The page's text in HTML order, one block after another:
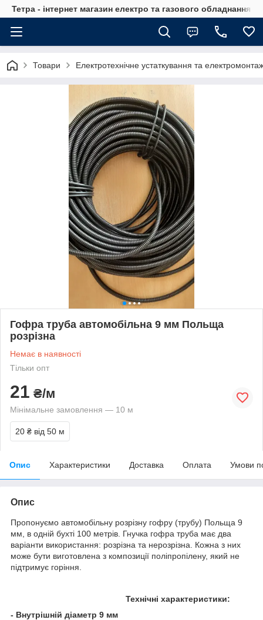
Тетра - інтернет магазин електро та газового обладнання,
Товари Електротехнічне устаткування та
Гофра труба автомобільна 9 мм Польща
розрізна
Немає в наявності
Тільки опт
21 ₴/м
Мінімальне замовлення — 10 м
20 ₴ від 50 м
Опис Характеристики Доставка Оплата Умови
Опис
Пропонуємо автомобільну розрізну гофру (трубу) Польща 9
мм, в одній бухті 100 метрів. Гнучка гофра труба має два
варіанти використання: розрізна та нерозрізна. Кожна з них
може бути виготовлена з композиції поліпропілену, який не
підтримує горіння.
Технічні характеристики:
- Внутрішній діаметр 9 мм